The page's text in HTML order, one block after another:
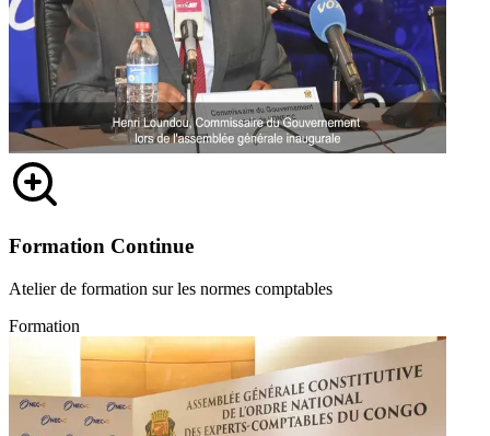
Formation Continue
Atelier de formation sur les normes comptables
Formation